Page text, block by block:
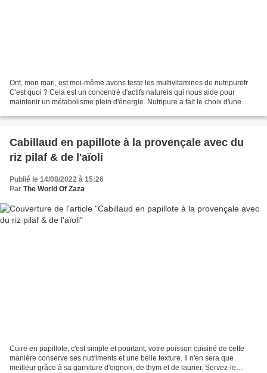
Ont, mon mari, est moi-même avons teste les multivitamines de nutripurefr
C'est quoi ? Cela est un concentré d'actifs naturels qui nous aide pour
maintenir un métabolisme plein d'énergie. Nutripure a fait le choix d'une
Cabillaud en papillote à la provençale avec du
riz pilaf & de l'aïoli
Publié le 14/08/2022 à 15:26
Par The World Of Zaza
Cuire en papillote, c'est simple et pourtant, votre poisson cuisiné de cette
manière conserve ses nutriments et une belle texture. Il n'en sera que
meilleur grâce à sa garniture d'oignon, de thym et de laurier. Servez-le